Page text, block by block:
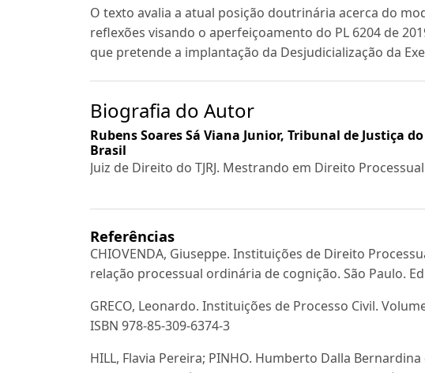
O texto avalia a atual posição doutrinária acerca do
reflexões visando o aperfeiçoamento do PL 6204 de
que pretende a implantação da Desjudicialização da
Biografia do Autor
Rubens Soares Sá Viana Junior, Tribunal de Justiça
Brasil
Juiz de Direito do TJRJ. Mestrando em Direito Processual
Referências
CHIOVENDA, Giuseppe. Instituições de Direito
relação processual ordinária de cognição. São Paulo.
GRECO, Leonardo. Instituições de Processo Civil.
ISBN 978-85-309-6374-3
HILL, Flavia Pereira; PINHO. Humberto Dalla